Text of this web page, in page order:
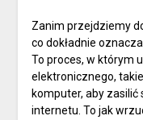
Zanim przejdziemy
co dokładnie
To proces, w którym
elektronicznego,
komputer, aby
internetu. To jak